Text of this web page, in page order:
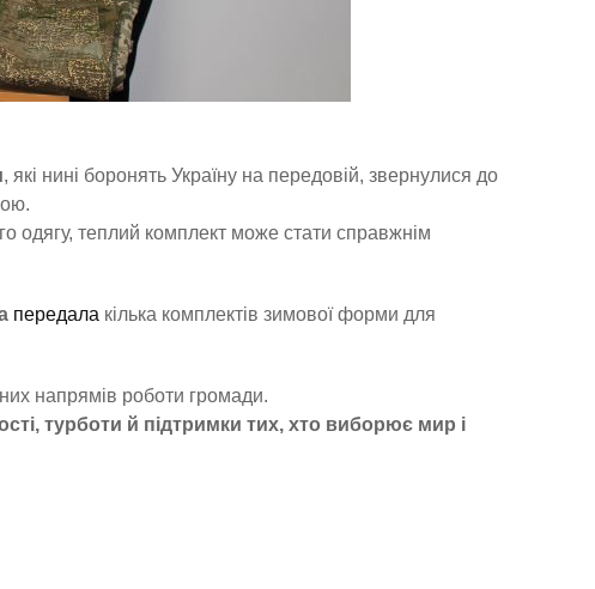
, які нині боронять Україну на передовій, звернулися до
одягу, теплий комплект може стати справжнім
передала кілька комплектів зимової форми для
напрямів роботи громади.
турботи й підтримки тих, хто виборює мир і